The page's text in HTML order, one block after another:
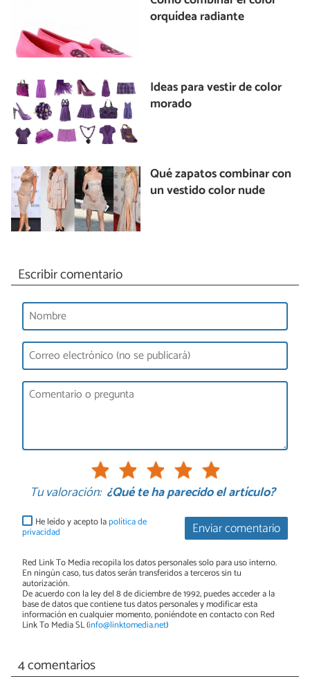
orquídea radiante
Ideas para vestir de color
morado
Qué zapatos combinar con
un vestido color nude
Escribir comentario
Tu valoración: ¿Qué te ha parecido el artículo?
Enviar comentario
He leído y acepto lapolítica de
privacidad
Red Link To Media recopila los datos personales solo para uso interno.
En ningún caso, tus datos serán transferidos a terceros sin tu
autorización.
De acuerdo con la ley del 8 de diciembre de 1992, puedes acceder a la
base de datos que contiene tus datos personales y modificar esta
información en cualquier momento, poniéndote en contacto con Red
Link To Media SL (info@linktomedia.net)
4 comentarios